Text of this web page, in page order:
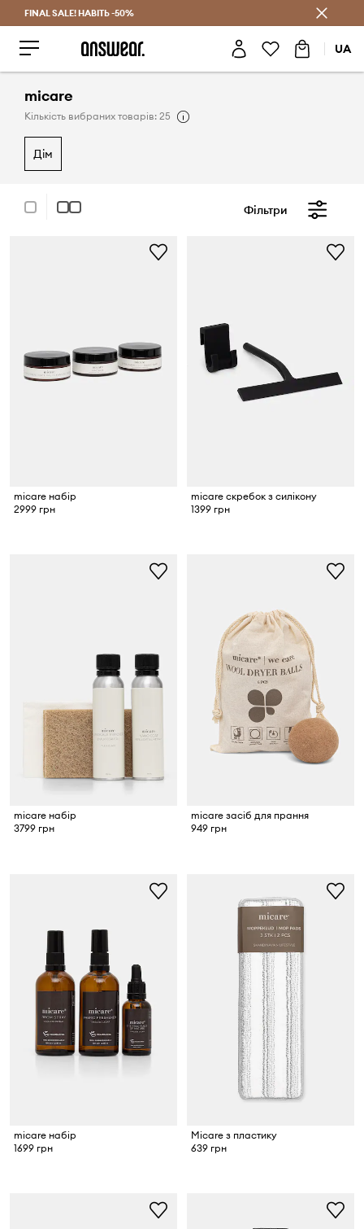
Заощаджуй з Answear Club
FINAL SALE! НАВІТЬ -50%
UA
micare
Кількість вибраних товарів: 25
дім
Фільтри
micare набір
2999 грн
micare скребок з силікону
1399 грн
micare набір
3799 грн
micare засіб для прання
949 грн
micare набір
1699 грн
Micare з пластику
639 грн